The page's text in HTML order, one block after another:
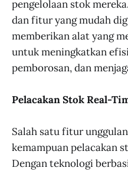
pengelolaan stok
dan fitur yang mudah
memberikan alat yang
untuk meningkatkan
pemborosan, dan
Pelacakan Stok Real-
Salah satu fitur
kemampuan pelacakan
Dengan teknologi